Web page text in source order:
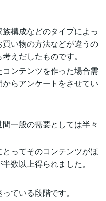
構成などのタイプによっ
い物の方法などが違うの
えだしたものです。
ンテンツを作った場合需
らアンケートをさせてい
一般の需要としては半々
ってそのコンテンツがほ
数以上得られました。
ている段階です。